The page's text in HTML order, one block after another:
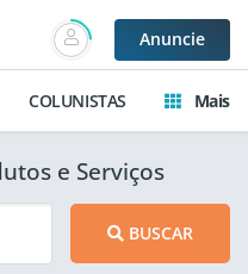
Anuncie
COLUNISTAS Mais
e Serviços
BUSCAR